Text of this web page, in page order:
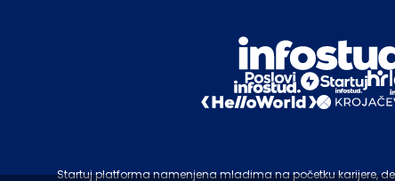
Startuj platforma namenjena mladima na početku karijere,